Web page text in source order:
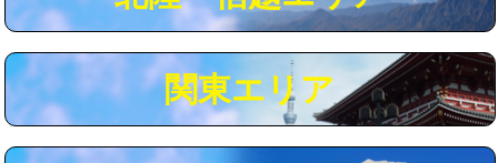
管・ポリ管・HT管使用/3ｍ超え)
マス交換（土の掘削・埋め戻し作業） 11,000円~
マス交換（深さ50㎝未満） 55,000円
マス交換（深さ50㎝以上） 66,000円
関東エリア